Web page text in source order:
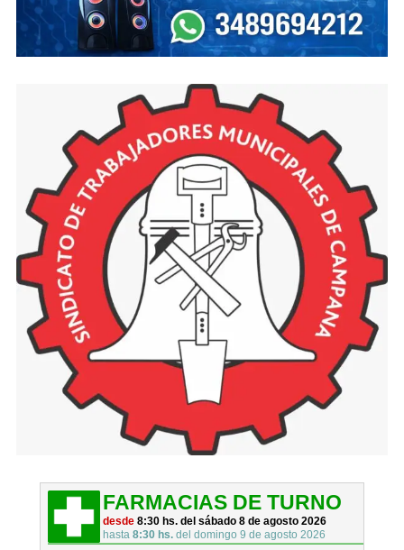
FARMACIAS DE TURNO
desde8:30 hs. del sábado 8 de agosto 2026
hasta8:30 hs. del domingo 9 de agosto 2026